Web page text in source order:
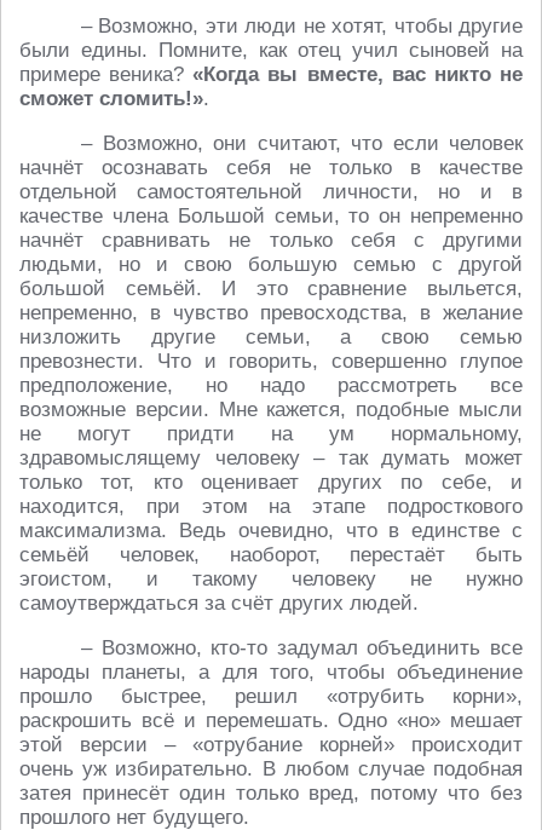
– Возможно, эти люди не хотят, чтобы другие
были едины. Помните, как отец учил сыновей на
примере веника?«Когда вы вместе, вас никто не
сможет сломить!».
– Возможно, они считают, что если человек
начнёт осознавать себя не только в качестве
отдельной самостоятельной личности, но и в
качестве члена Большой семьи, то он непременно
начнёт сравнивать не только себя с другими
людьми, но и свою большую семью с другой
большой семьёй. И это сравнение выльется,
непременно, в чувство превосходства, в желание
низложить другие семьи, а свою семью
превознести. Что и говорить, совершенно глупое
предположение, но надо рассмотреть все
возможные версии. Мне кажется, подобные мысли
не могут придти на ум нормальному,
здравомыслящему человеку – так думать может
только тот, кто оценивает других по себе, и
находится, при этом на этапе подросткового
максимализма. Ведь очевидно, что в единстве с
семьёй человек, наоборот, перестаёт быть
эгоистом, и такому человеку не нужно
самоутверждаться за счёт других людей.
– Возможно, кто-то задумал объединить все
народы планеты, а для того, чтобы объединение
прошло быстрее, решил «отрубить корни»,
раскрошить всё и перемешать. Одно «но» мешает
этой версии – «отрубание корней» происходит
очень уж избирательно. В любом случае подобная
затея принесёт один только вред, потому что без
прошлого нет будущего.